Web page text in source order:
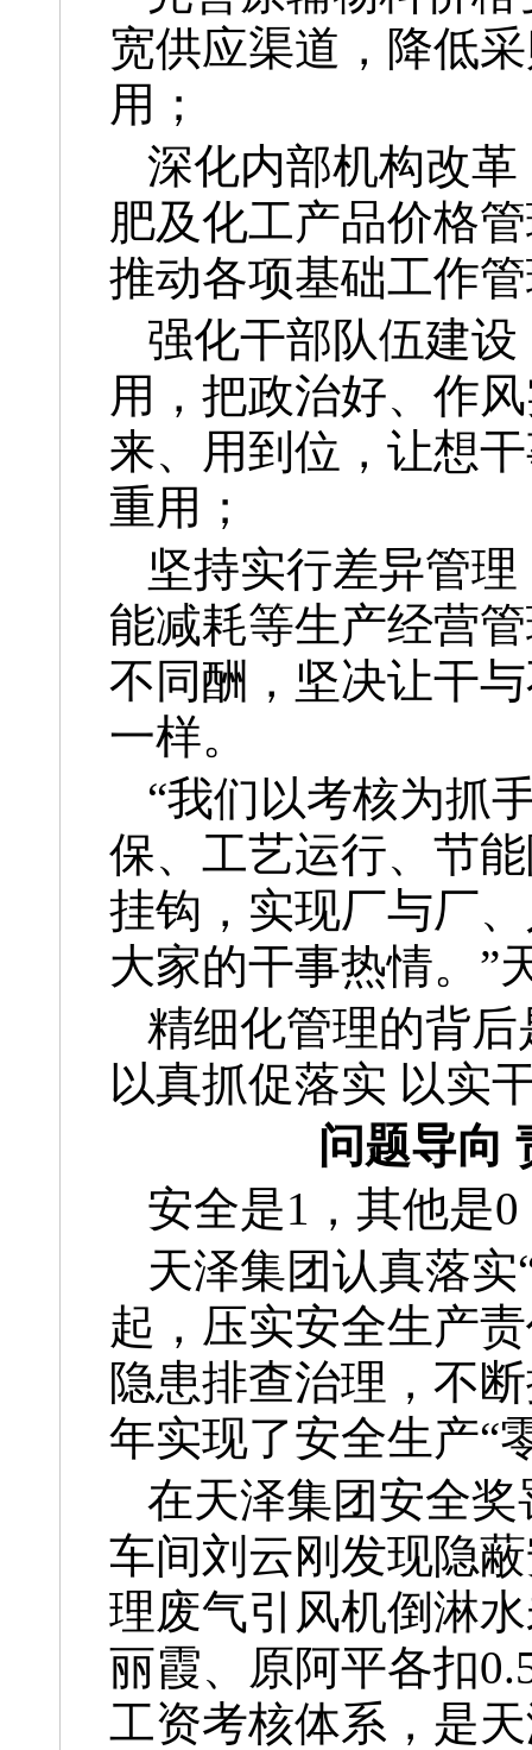
宽供应渠道，降低
用；
深化内部机构改
肥及化工产品价格
推动各项基础工作
强化干部队伍建
用，把政治好、作
来、用到位，让想
重用；
坚持实行差异管
能减耗等生产经营
不同酬，坚决让干
一样。
“我们以考核为抓
保、工艺运行、节
挂钩，实现厂与厂
大家的干事热情。”
精细化管理的背
以真抓促落实 以实
问题导向
安全是1，其他是
天泽集团认真落
起，压实安全生产
隐患排查治理，不
年实现了安全生产“
在天泽集团安全
车间刘云刚发现隐
理废气引风机倒淋
丽霞、原阿平各扣
工资考核体系，是